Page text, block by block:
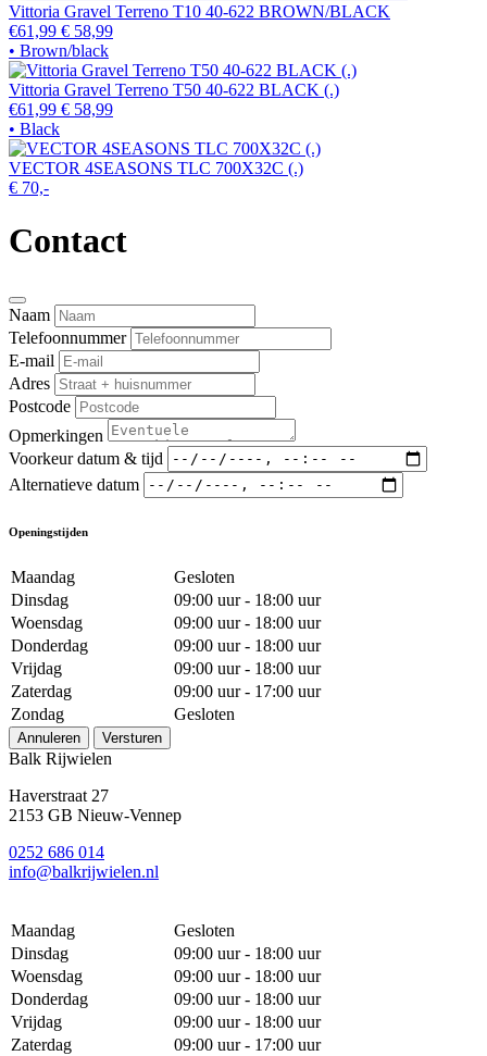
Vittoria Gravel Terreno T10 40-622 BROWN/BLACK
€61,99 € 58,99
• Brown/black
Vittoria Gravel Terreno T50 40-622 BLACK (.)
€61,99 € 58,99
• Black
VECTOR 4SEASONS TLC 700X32C (.)
€ 70,-
Contact
Naam
Telefoonnummer
E-mail
Adres
Postcode
Opmerkingen
Voorkeur datum & tijd
Alternatieve datum
Openingstijden
Maandag
Gesloten
Dinsdag
09:00 uur - 18:00 uur
Woensdag
09:00 uur - 18:00 uur
Donderdag
09:00 uur - 18:00 uur
Vrijdag
09:00 uur - 18:00 uur
Zaterdag
09:00 uur - 17:00 uur
Zondag
Gesloten
Annuleren Versturen
Balk Rijwielen
Haverstraat 27
2153 GB Nieuw-Vennep
0252 686 014
info@balkrijwielen.nl
Maandag
Gesloten
Dinsdag
09:00 uur - 18:00 uur
Woensdag
09:00 uur - 18:00 uur
Donderdag
09:00 uur - 18:00 uur
Vrijdag
09:00 uur - 18:00 uur
Zaterdag
09:00 uur - 17:00 uur